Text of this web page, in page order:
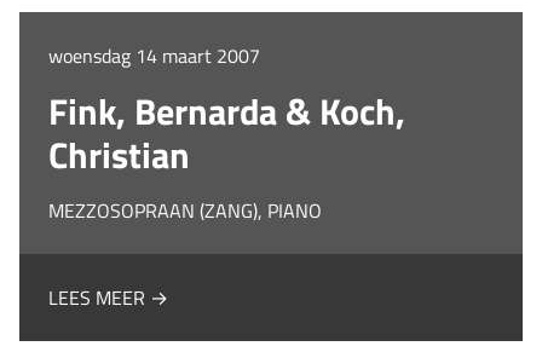
woensdag 14 maart 2007
Fink, Bernarda & Koch,
Christian
MEZZOSOPRAAN (ZANG), PIANO
LEES MEER →